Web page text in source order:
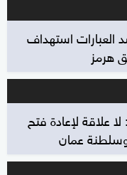
العبارات استهداف
هرمز
علاقة لإعادة فتح
عمان